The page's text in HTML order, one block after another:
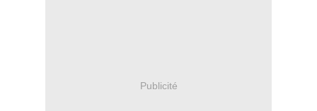
Publicité